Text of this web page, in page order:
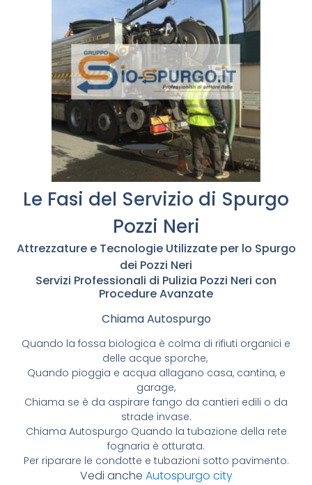
Le Fasi del Servizio di Spurgo
Pozzi Neri
Attrezzature e Tecnologie Utilizzate per lo Spurgo
dei Pozzi Neri
Servizi Professionali di Pulizia Pozzi Neri con
Procedure Avanzate
Chiama Autospurgo
Quando la fossa biologica è colma di rifiuti organici e
delle acque sporche,
Quando pioggia e acqua allagano casa, cantina, e
garage,
Chiama se è da aspirare fango da cantieri edili o da
strade invase.
Chiama Autospurgo Quando la tubazione della rete
fognaria è otturata.
Per riparare le condotte e tubazioni sotto pavimento.
Vedi anche Autospurgo city